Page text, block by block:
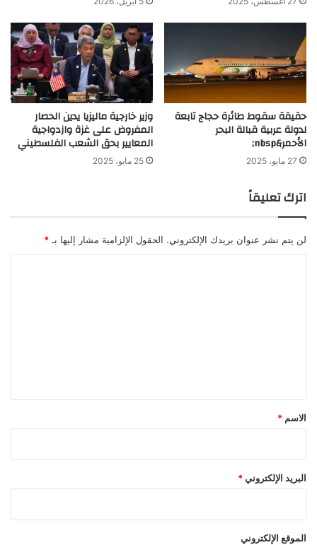
حقيقة سقوط طائرة حجاج تابعة
لدولة عربية قبالة البحر
الأحمر&nbsp;
27 مايو، 2025
وزير خارجية ماليزيا يدين الحصار
المفروض على غزة وازدواجية
المعايير بحق الشعب الفلسطيني
25 مايو، 2025
اترك تعليقاً
لن يتم نشر عنوان بريدك الإلكتروني. الحقول الإلزامية مشار إليها بـ *
*
الاسم *
البريد الإلكتروني *
الموقع الإلكتروني